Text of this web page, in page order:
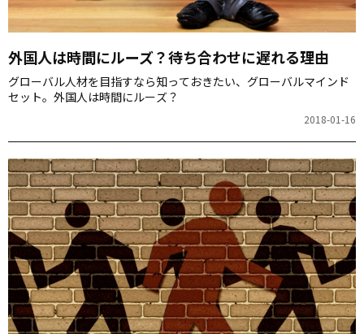
外国人は時間にルーズ？待ち合わせに遅れる理由
グローバル人材を目指すなら知っておきたい、グローバルマインド
セット。外国人は時間にルーズ？
2018-01-16